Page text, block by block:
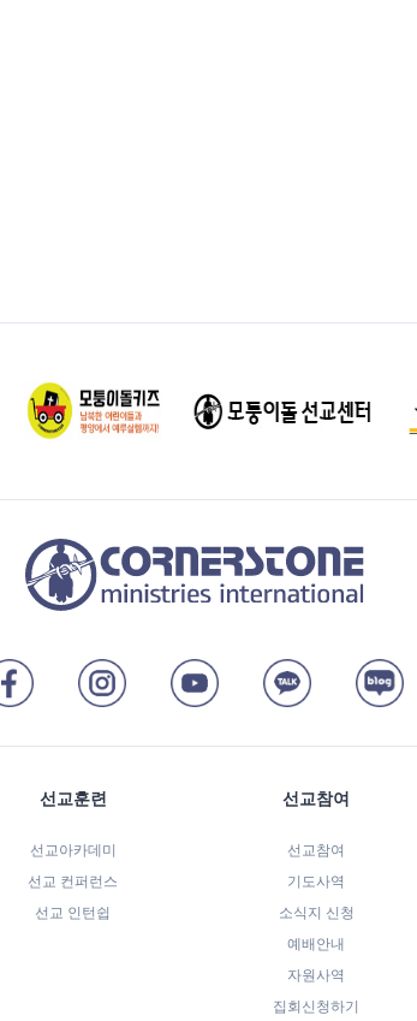
선교훈련
선교아카데미
선교 컨퍼런스
선교 인턴쉽
선교참여
선교참여
기도사역
소식지 신청
예배안내
자원사역
집회신청하기